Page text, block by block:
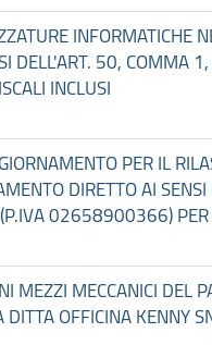
INFORMATICHE
50, COMMA
INCLUSI
PER IL
DIRETTO AI
(P.IVA 02658900366)
MECCANICI DEL
DITTA OFFICINA KENNY